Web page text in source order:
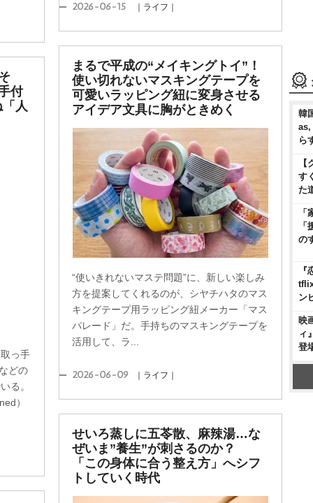
2026-06-15 ｜ライフ｜
まるで平成の“メイキングトイ”！
使い切れないマスキングテープを
可愛いラッピング紐に変身させる
アイデア文具に胸がときめく
“使いきれないマステ問題”に、新しい楽しみ
方を提案してくれるのが、シヤチハタのマス
キングテープ用ラッピング紐メーカー「マス
パレード」だ。手持ちのマスキングテープを
活用して、ラ...
2026-06-09 ｜ライフ｜
付
人
っ手
どの
る。
）
せいろ蒸しに五苓散、麻辣湯…な
ぜいま”養生”が刺さるのか？
「この身体に合う整え方」へシフ
トしていく時代
韓
as,
ら
す
た
の
ン
映
ィ
登